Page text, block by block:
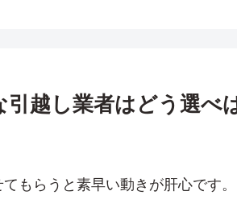
引越し業者はどう選べ
もらうと素早い動きが肝心です。